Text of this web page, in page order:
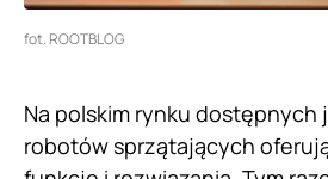
fot. ROOTBLOG
Na polskim rynku
robotów sprzątających